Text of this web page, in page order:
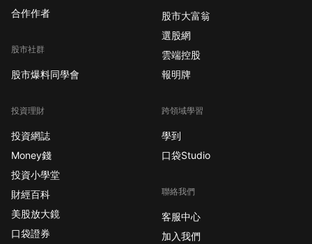
合作作者
股市社群
股市爆料同學會
投資理財
投資網誌
Money錢
投資小學堂
財經百科
美股放大鏡
口袋證券
股市大富翁
選股網
雲端控股
報明牌
跨領域學習
學到
口袋Studio
聯絡我們
客服中心
加入我們